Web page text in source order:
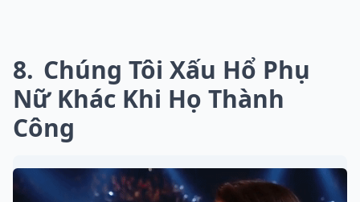
8 Chúng Tôi Xấu Hổ Phụ
Nữ Khác Khi Họ Thành
Công